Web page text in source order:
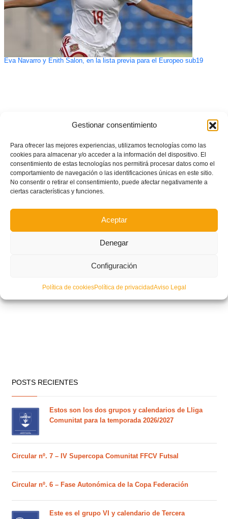
Gestionar consentimiento
Para ofrecer las mejores experiencias, utilizamos tecnologías como las
cookies para almacenar y/o acceder a la información del dispositivo. El
consentimiento de estas tecnologías nos permitirá procesar datos como el
comportamiento de navegación o las identificaciones únicas en este sitio.
No consentir o retirar el consentimiento, puede afectar negativamente a
ciertas características y funciones.
Aceptar
Denegar
Configuración
Política de cookiesPolítica de privacidadAviso Legal
Eva Navarro y Enith Salon, en la lista previa para el Europeo sub19
POSTS RECIENTES
Estos son los dos grupos y calendarios de Lliga
Comunitat para la temporada 2026/2027
Circular nº. 7 – IV Supercopa Comunitat FFCV Futsal
Circular nº. 6 – Fase Autonómica de la Copa Federación
Este es el grupo VI y calendario de Tercera